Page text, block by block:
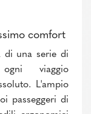
comfort
di una serie di
viaggio
L'ampio
passeggeri di